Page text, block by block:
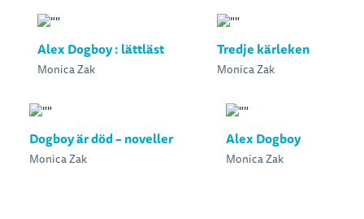
Alex Dogboy : lättläst
Monica Zak
Tredje kärleken
Monica Zak
Dogboy är död – noveller
Monica Zak
Alex Dogboy
Monica Zak